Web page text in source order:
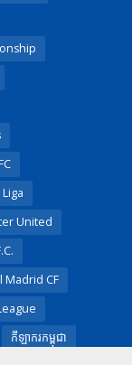
Liga
United
Madrid CF
កីឡាករ​កម្ពុជា​